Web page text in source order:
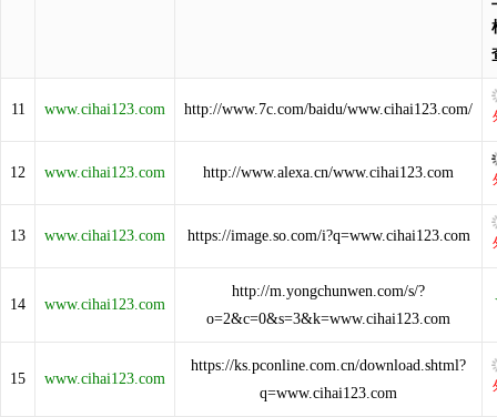
11 www.cihai123.com http://www.7c.com/baidu/www.cihai123.com/
12 www.cihai123.com http://www.alexa.cn/www.cihai123.com
13 www.cihai123.com https://image.so.com/i?q=www.cihai123.com
14 www.cihai123.com
http://m.yongchunwen.com/s/?
o=2&c=0&s=3&k=www.cihai123.com
15 www.cihai123.com
https://ks.pconline.com.cn/download.shtml?
q=www.cihai123.com